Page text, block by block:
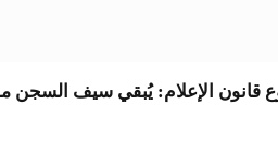
قانون الإعلام: يُبقي سيف السجن